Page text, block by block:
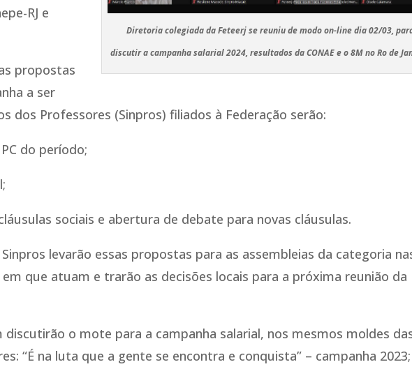
Diretoria colegiada da Feteerj se reuniu de modo on-line dia 02/03,
discutir a campanha salarial 2024, resultados da CONAE e o 8M no Ro de
RJ e
propostas
a ser
dos Professores (Sinpros) filiados à Federação serão:
do período;
sociais e abertura de debate para novas cláusulas.
levarão essas propostas para as assembleias da categoria
que atuam e trarão as decisões locais para a próxima reunião da
discutirão o mote para a campanha salarial, nos mesmos moldes
“É na luta que a gente se encontra e conquista” – campanha 2023;